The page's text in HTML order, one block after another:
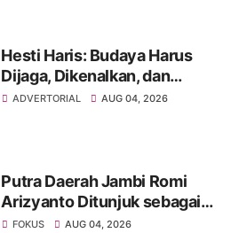
Hesti Haris: Budaya Harus
Dijaga, Dikenalkan, dan
Diwariskan
ADVERTORIAL AUG 04, 2026
Putra Daerah Jambi Romi
Arizyanto Ditunjuk sebagai
Kajari Jambi, Kembali
FOKUS AUG 04, 2026